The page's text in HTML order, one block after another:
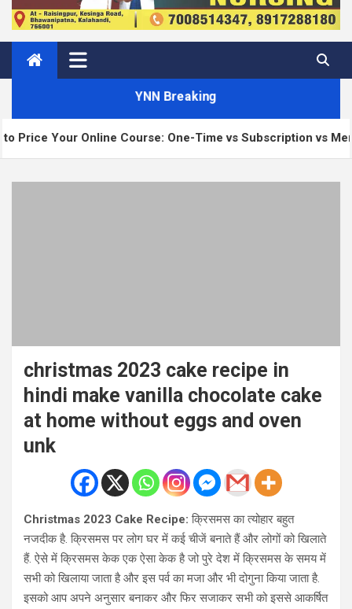
YNN Breaking
Course: One-Time vs Subscription vs Membership
christmas 2023 cake recipe in
hindi make vanilla chocolate cake
at home without eggs and oven
unk
Christmas 2023 Cake Recipe: क्रिसमस का त्योहार बहुत
नजदीक है. क्रिसमस पर लोग घर में कई चीजें बनाते हैं और लोगों को खिलाते
हैं. ऐसे में क्रिसमस केक एक ऐसा केक है जो पुरे देश में क्रिसमस के समय में
सभी को खिलाया जाता है और इस पर्व का मजा और भी दोगुना किया जाता है.
इसको आप अपने अनुसार बनाकर और फिर सजाकर सभी को इससे आकर्षित